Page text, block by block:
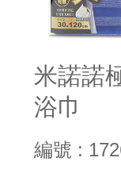
米諾諾
浴巾
編號 :